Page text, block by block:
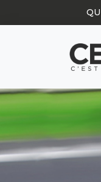
Panneau de